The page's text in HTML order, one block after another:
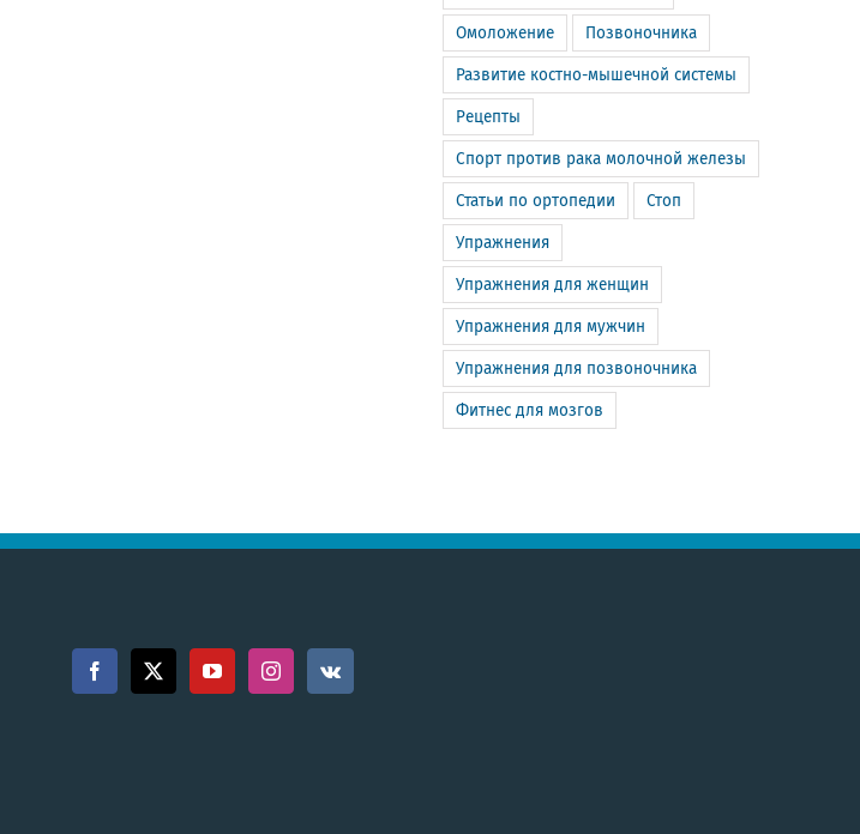
Омоложение Позвоночника
Развитие костно-мышечной системы
Рецепты
Спорт против рака молочной железы
Статьи по ортопедии Стоп
Упражнения
Упражнения для женщин
Упражнения для мужчин
Упражнения для позвоночника
Фитнес для мозгов